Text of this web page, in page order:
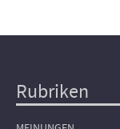
Hauptnavigation
Rubriken